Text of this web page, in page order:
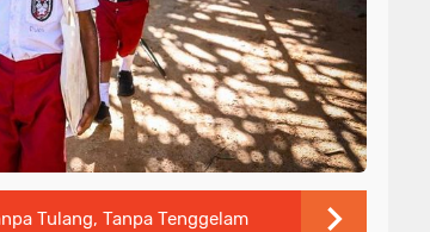
Tulang, Tanpa Tenggelam